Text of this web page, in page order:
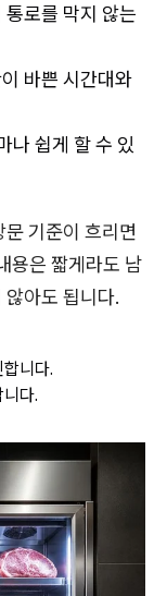
로를 막지 않는
바쁜 시간대와
나 쉽게 할 수 있
기준이 흐리면
용은 짧게라도 남
아도 됩니다.
니다.
다.